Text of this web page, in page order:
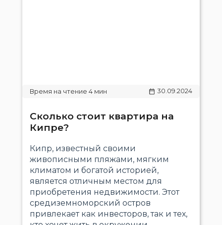
30.09.2024
Сколько стоит квартира на
Кипре?
Кипр, известный своими
живописными пляжами, мягким
климатом и богатой историей,
является отличным местом для
приобретения недвижимости. Этот
средиземноморский остров
привлекает как инвесторов, так и тех,